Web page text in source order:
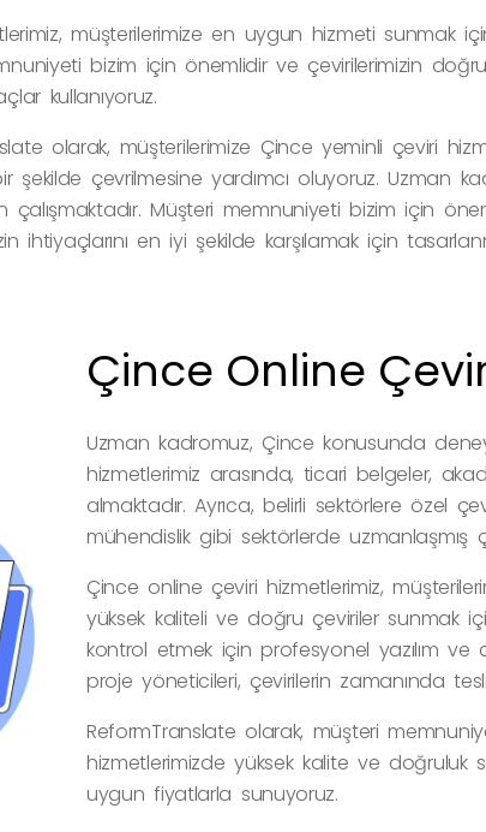
müşterilerimize en uygun hizmeti sunmak
bizim için önemlidir ve çevirilerimizin
kullanıyoruz.
olarak, müşterilerimize Çince yeminli çeviri
şekilde çevrilmesine yardımcı oluyoruz. Uzman
çalışmaktadır. Müşteri memnuniyeti bizim için
ihtiyaçlarını en iyi şekilde karşılamak için
Çince Online
Uzman kadromuz, Çince konusunda
hizmetlerimiz arasında, ticari belgeler,
almaktadır. Ayrıca, belirli sektörlere özel
mühendislik gibi sektörlerde uzmanlaşmış
Çince online çeviri hizmetlerimiz,
yüksek kaliteli ve doğru çeviriler sunmak
kontrol etmek için profesyonel yazılım ve
proje yöneticileri, çevirilerin zamanında
ReformTranslate olarak, müşteri
hizmetlerimizde yüksek kalite ve doğruluk
uygun fiyatlarla sunuyoruz.